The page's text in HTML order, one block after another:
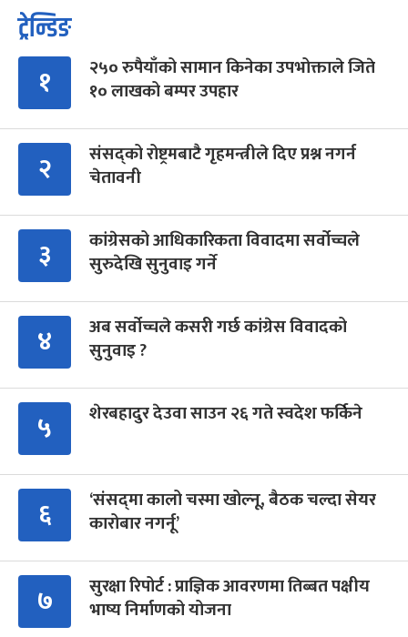
ट्रेन्डिङ
१
२५० रुपैयाँको सामान किनेका उपभोक्ताले जिते
१० लाखको बम्पर उपहार
२
संसद्को रोष्ट्रमबाटै गृहमन्त्रीले दिए प्रश्न नगर्न
चेतावनी
३
कांग्रेसको आधिकारिकता विवादमा सर्वोच्चले
सुरुदेखि सुनुवाइ गर्ने
४
अब सर्वोच्चले कसरी गर्छ कांग्रेस विवादको
सुनुवाइ ?
५ शेरबहादुर देउवा साउन २६ गते स्वदेश फर्किने
६
‘संसद्‍मा कालो चस्मा खोल्नू, बैठक चल्दा सेयर
कारोबार नगर्नू’
७
सुरक्षा रिपोर्ट : प्राज्ञिक आवरणमा तिब्बत पक्षीय
भाष्य निर्माणको योजना